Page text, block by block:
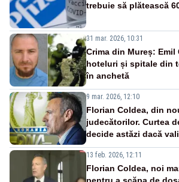
trebuie să plătească
31 mar. 2026, 10:31
Crima din Mureș: Emil
hoteluri și spitale din
în anchetă
9 mar. 2026, 12:10
Florian Coldea, din
judecătorilor. Curtea
decide astăzi dacă
13 feb. 2026, 12:11
Florian Coldea, noi